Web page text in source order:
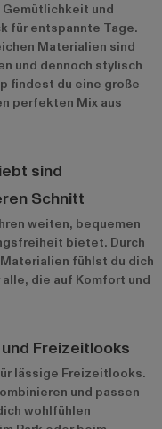
und
für entspannte Tage.
Materialien sind
und dennoch stylisch
findest du eine große
perfekten Mix aus
sind
Schnitt
weiten, bequemen
bietet. Durch
fühlst du dich
die auf Komfort und
Freizeitlooks
lässige Freizeitlooks.
und passen
wohlfühlen